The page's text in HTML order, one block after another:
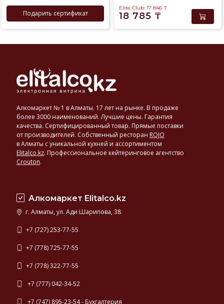
Подарить сертификат
Elite Club: 17 846 ₸
18 785 ₸
Алкомаркет № 1 в Алматы. 17 лет на рынке. В продаже
более 3000 наименований. Лучшие цены. Гарантия
качества. Сертифицированный товар. Прямые поставки
от производителей. Собственный ресторан ROJO
в Алматы с уникальной кухней и ассортиментом
Elitalco.kz. Профессиональное кейтеринговое агентство
Crouton.
Алкомаркет Elitalco.kz
г. Алматы, ул. Ади Шарипова, 38
+7 (727) 253-77-55
+7 (778) 725-77-55
+7 (778) 322-77-55
+7 (777) 042-34-52
+7 (747) 895-23-54 - Бухгалтерия